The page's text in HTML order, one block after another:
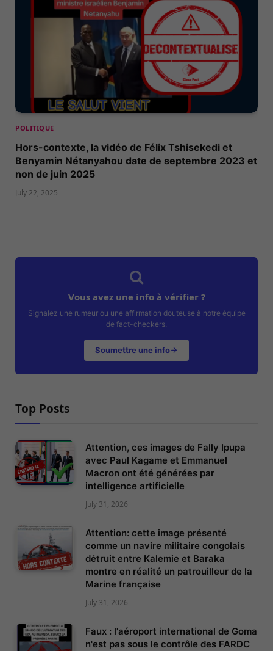
POLITIQUE
Hors-contexte, la vidéo de Félix Tshisekedi et
Benyamin Nétanyahou date de septembre 2023 et
non de juin 2025
July 22, 2025
Vous avez une info à vérifier ?
Signalez une rumeur ou une affirmation douteuse à notre équipe
de fact-checkers.
Soumettre une info
Top Posts
Attention, ces images de Fally Ipupa
avec Paul Kagame et Emmanuel
Macron ont été générées par
intelligence artificielle
July 31, 2026
Attention: cette image présenté
comme un navire militaire congolais
détruit entre Kalemie et Baraka
montre en réalité un patrouilleur de la
Marine française
July 31, 2026
Faux : l'aéroport international de Goma
n'est pas sous le contrôle des FARDC